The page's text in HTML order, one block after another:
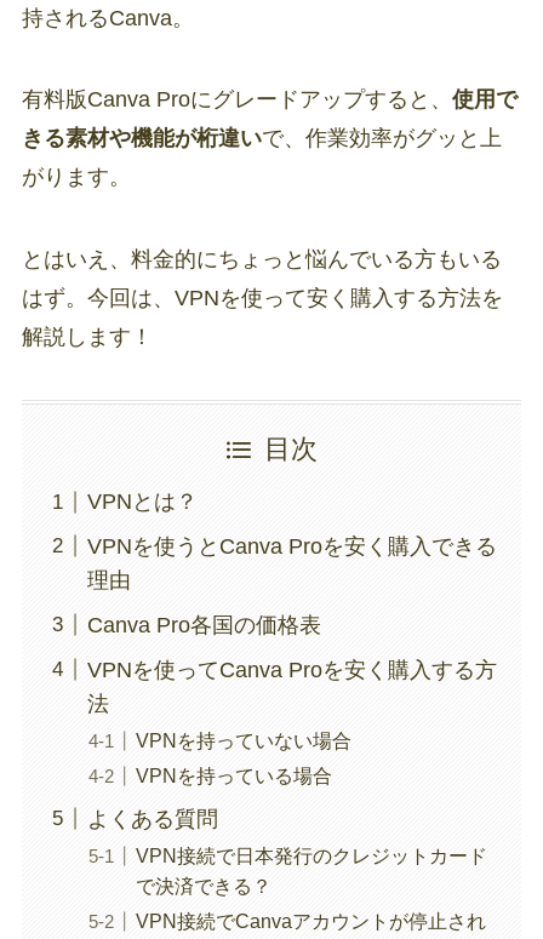
持されるCanva。
有料版Canva Proにグレードアップすると、 使用で
きる素材や機能が桁違いで、作業効率がグッと上
がります。
とはいえ、料金的にちょっと悩んでいる方もいる
はず。今回は、VPNを使って安く購入する方法を
解説します！
目次
VPNとは？
VPNを使うとCanva Proを安く購入できる
理由
Canva Pro各国の価格表
VPNを使ってCanva Proを安く購入する方
法
VPNを持っていない場合
VPNを持っている場合
よくある質問
VPN接続で日本発行のクレジットカード
で決済できる？
VPN接続でCanvaアカウントが停止され